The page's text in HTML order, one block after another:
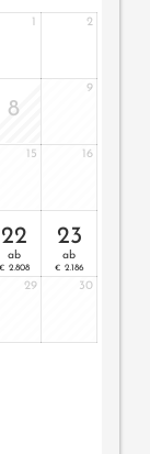
1 2
8
9
15 16
22
ab
€ 2.808
23
ab
€ 2.186
29 30